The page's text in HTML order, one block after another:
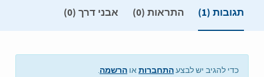
תגובות (1) התראות (0) אבני דרך (0)
כדי להגיב יש לבצעהתחברותאו הרשמה.